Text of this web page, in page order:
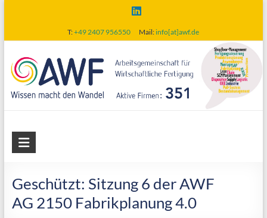
content
T:+49 2407 956550 Mail:info[at]awf.de
AWF
wirtschaftliche
Fertigung
Geschützt: Sitzung 6 der AWF
AG 2150 Fabrikplanung 4.0